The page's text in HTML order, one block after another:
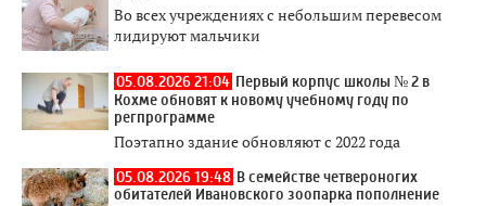
Во всех учреждениях с небольшим перевесом
лидируют мальчики
05.08.2026 21:04 Первый корпус школы № 2 в
Кохме обновят к новому учебному году по
регпрограмме
Поэтапно здание обновляют с 2022 года
05.08.2026 19:48 В семействе четвероногих
обитателей Ивановского зоопарка пополнение